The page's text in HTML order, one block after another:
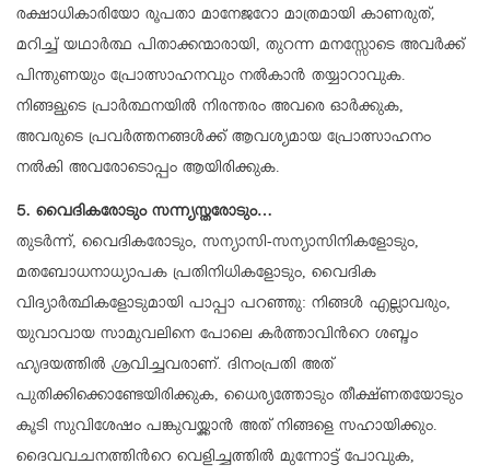
രക്ഷാധികാരിയോ രൂപതാ മാനേജറോ മാത്രമായി കാണരുത്,
മറിച്ച് യഥാർത്ഥ പിതാക്കന്മാരായി, തുറന്ന മനസ്സോടെ അവർക്ക്
പിന്തുണയും പ്രോത്സാഹനവും നൽകാൻ തയ്യാറാവുക.
നിങ്ങളുടെ പ്രാർത്ഥനയിൽ നിരന്തരം അവരെ ഓർക്കുക,
അവരുടെ പ്രവർത്തനങ്ങൾക്ക് ആവശ്യമായ പ്രോത്സാഹനം
നൽകി അവരോടൊപ്പം ആയിരിക്കുക.
5. വൈദികരോടും സന്ന്യസ്തരോടും…
തുടർന്ന്, വൈദികരോടും, സന്യാസി-സന്യാസിനികളോടും,
മതബോധനാധ്യാപക പ്രതിനിധികളോടും, വൈദിക
വിദ്യാർത്ഥികളോടുമായി പാപ്പാ പറഞ്ഞു: നിങ്ങൾ എല്ലാവരും,
യുവാവായ സാമുവലിനെ പോലെ കർത്താവിന്‍റെ ശബ്ദം
ഹൃദയത്തിൽ ശ്രവിച്ചവരാണ്. ദിനംപ്രതി അത്
പുതിക്കിക്കൊണ്ടേയിരിക്കുക, ധൈര്യത്തോടും തീക്ഷ്ണതയോടും
കൂടി സുവിശേഷം പങ്കുവയ്ക്കാൻ അത് നിങ്ങളെ സഹായിക്കും.
ദൈവവചനത്തിന്‍റെ വെളിച്ചത്തിൽ മുന്നോട്ട് പോവുക,